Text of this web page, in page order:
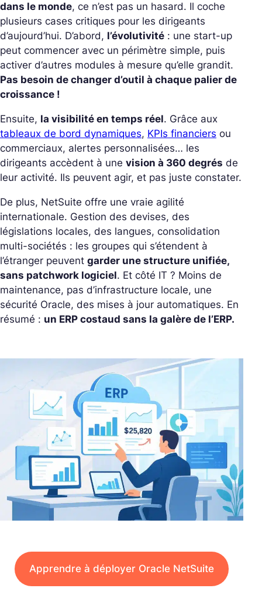
dans le monde, ce n’est pas un hasard. Il coche
plusieurs cases critiques pour les dirigeants
d’aujourd’hui. D’abord, l’évolutivité : une start-up
peut commencer avec un périmètre simple, puis
activer d’autres modules à mesure qu’elle grandit.
Pas besoin de changer d’outil à chaque palier de
croissance !
Ensuite, la visibilité en temps réel. Grâce aux
tableaux de bord dynamiques, KPIs financiers ou
commerciaux, alertes personnalisées… les
dirigeants accèdent à une vision à 360 degrés de
leur activité. Ils peuvent agir, et pas juste constater.
De plus, NetSuite offre une vraie agilité
internationale. Gestion des devises, des
législations locales, des langues, consolidation
multi-sociétés : les groupes qui s’étendent à
l’étranger peuvent garder une structure unifiée,
sans patchwork logiciel. Et côté IT ? Moins de
maintenance, pas d’infrastructure locale, une
sécurité Oracle, des mises à jour automatiques. En
résumé : un ERP costaud sans la galère de l’ERP.
Apprendre à déployer Oracle NetSuite